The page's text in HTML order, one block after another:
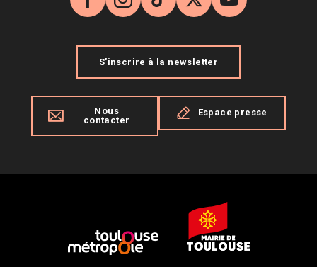
Facebook
Instagram
TikTok
X YouTube
S'inscrire à la newsletter
Nous
contacter
Espace presse